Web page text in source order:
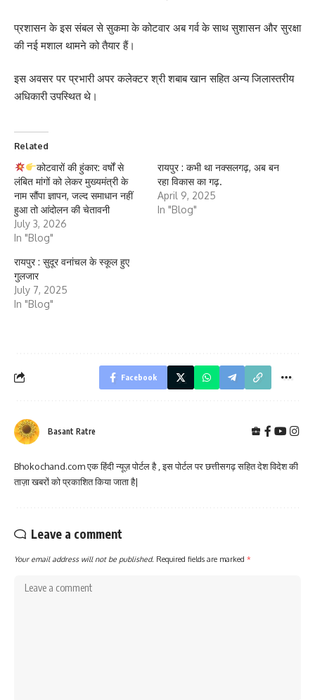
प्रशासन के इस संबल से सुकमा के कोटवार अब गर्व के साथ सुशासन और सुरक्षा
की नई मशाल थामने को तैयार हैं।
इस अवसर पर प्रभारी अपर कलेक्टर श्री शबाब खान सहित अन्य जिलास्तरीय
अधिकारी उपस्थित थे।
Related
कोटवारों की हुंकार: वर्षों से
लंबित मांगों को लेकर मुख्यमंत्री के
नाम सौंपा ज्ञापन, जल्द समाधान नहीं
हुआ तो आंदोलन की चेतावनी
July 3, 2026
In "Blog"
रायपुर : कभी था नक्सलगढ़, अब बन
रहा विकास का गढ़.
April 9, 2025
In "Blog"
रायपुर : सुदूर वनांचल के स्कूल हुए
गुलजार
July 7, 2025
In "Blog"
Facebook
Basant Ratre
Bhokochand.com एक हिंदी न्यूज़ पोर्टल है , इस पोर्टल पर छत्तीसगढ़ सहित देश विदेश की
ताज़ा खबरों को प्रकाशित किया जाता है|
Leave a comment
Your email address will not be published. Required fields are marked *